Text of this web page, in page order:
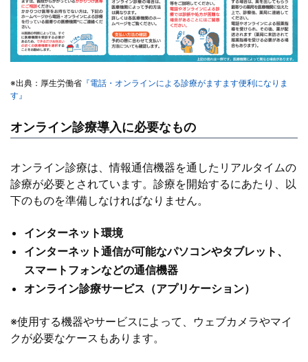
※出典：厚生労働省 『電話・オンラインによる診療がますます便利になりま
す』
オンライン診療導入に必要なもの
オンライン診療は、情報通信機器を通したリアルタイムの
診療が必要とされています。診療を開始するにあたり、以
下のものを準備しなければなりません。
インターネット環境
インターネット通信が可能なパソコンやタブレット、
スマートフォンなどの通信機器
オンライン診療サービス（アプリケーション）
※使用する機器やサービスによって、ウェブカメラやマイ
クが必要なケースもあります。